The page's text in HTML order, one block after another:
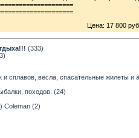
Цена: 17 800
(333)
сплавов, вёсла, спасательные жилеты и
походов. (24)
Coleman (2)